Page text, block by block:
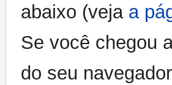
abaixo (veja a
Se você chegou
do seu